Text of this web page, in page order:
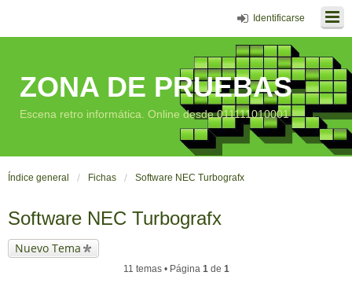
Identificarse
ZONA DE PRUEBAS
Escena retro informática. Online desde 011111010001
Índice general Fichas Software NEC Turbografx
Software NEC Turbografx
Nuevo Tema
11 temas • Página 1de 1